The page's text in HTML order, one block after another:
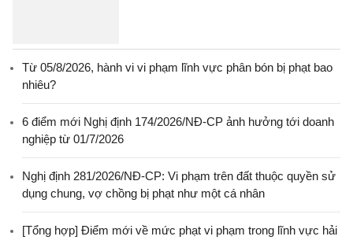
Từ 05/8/2026, hành vi vi phạm lĩnh vực phân bón bị phạt bao
nhiêu?
6 điểm mới Nghị định 174/2026/NĐ-CP ảnh hưởng tới doanh
nghiệp từ 01/7/2026
Nghị định 281/2026/NĐ-CP: Vi phạm trên đất thuộc quyền sử
dụng chung, vợ chồng bị phạt như một cá nhân
[Tổng hợp] Điểm mới về mức phạt vi phạm trong lĩnh vực hải